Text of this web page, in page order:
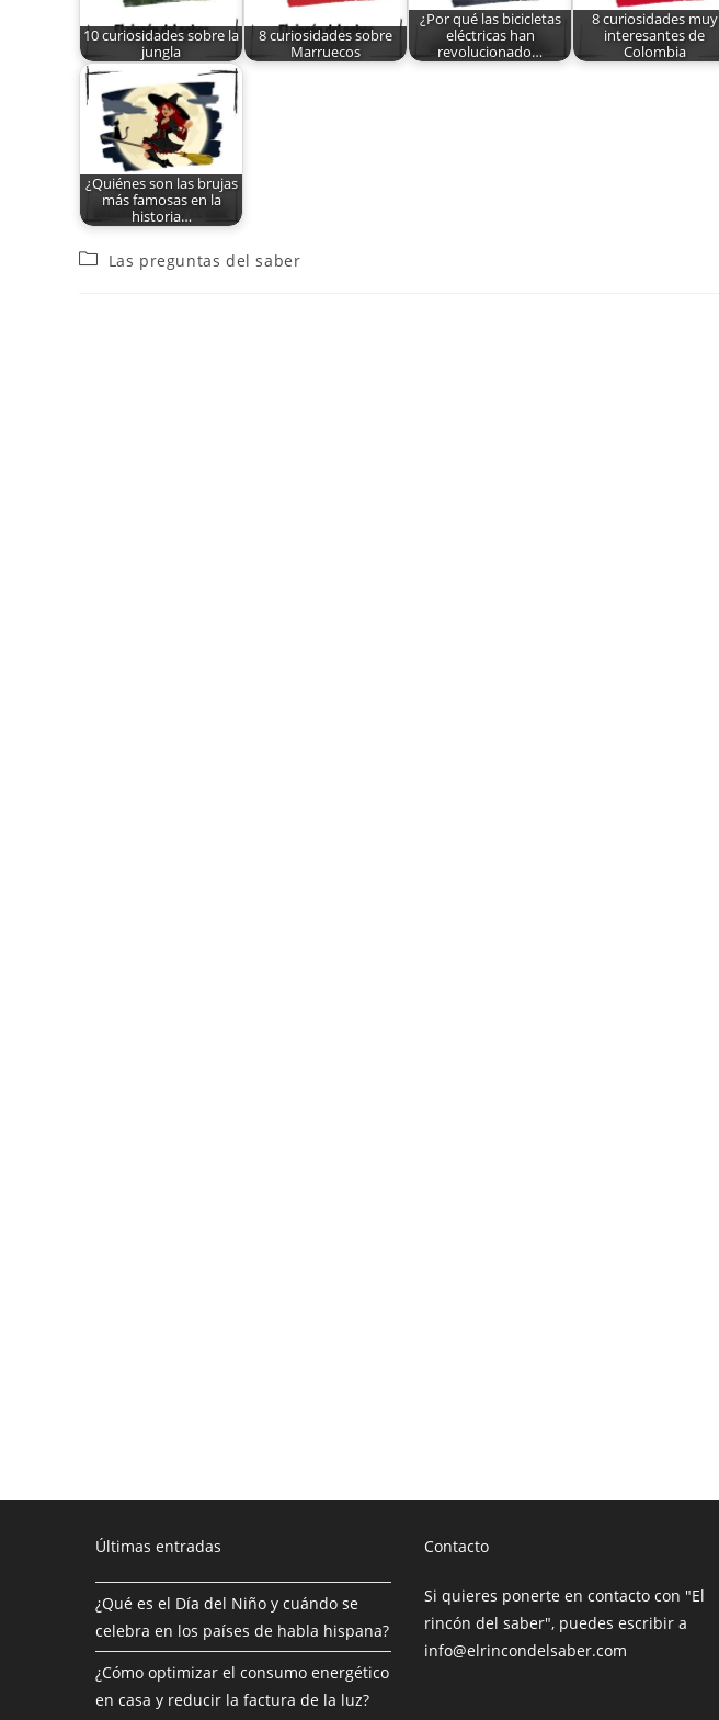
10 curiosidades sobre la
jungla
8 curiosidades sobre
Marruecos
¿Por qué las bicicletas
eléctricas han
revolucionado…
8 curiosidades muy
interesantes de
Colombia
¿Quiénes son las brujas
más famosas en la
historia…
Las preguntas del saber
Últimas entradas
¿Qué es el Día del Niño y cuándo se
celebra en los países de habla hispana?
¿Cómo optimizar el consumo energético
en casa y reducir la factura de la luz?
Contacto
Si quieres ponerte en contacto con "El
rincón del saber", puedes escribir a
info@elrincondelsaber.com